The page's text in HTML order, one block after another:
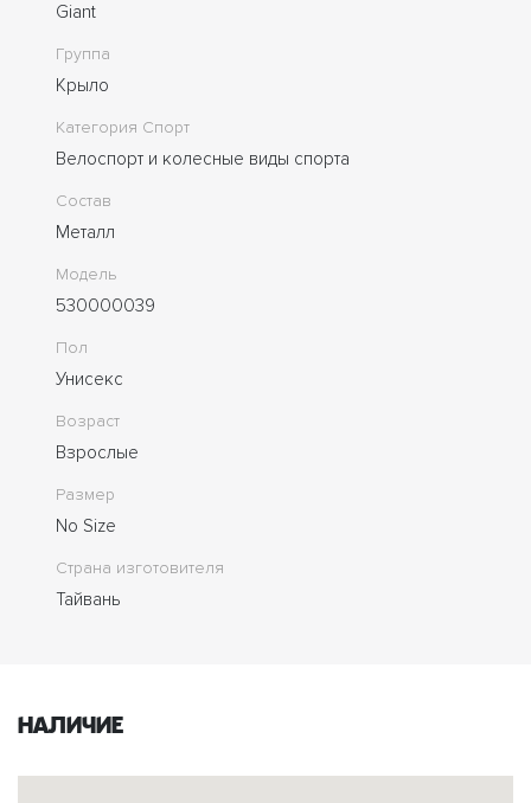
Giant
Группа
Крыло
Категория Спорт
Велоспорт и колесные виды спорта
Состав
Металл
Модель
530000039
Пол
Унисекс
Возраст
Взрослые
Размер
No Size
Страна изготовителя
Тайвань
Наличие